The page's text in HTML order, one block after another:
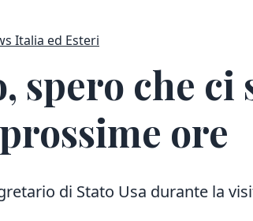
Italia ed Esteri
spero che
ore
di Stato Usa durante la